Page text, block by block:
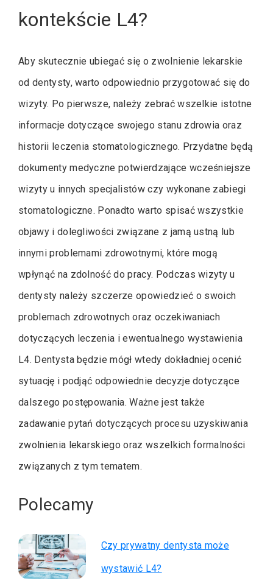
kontekście L4?
Aby skutecznie ubiegać się o zwolnienie lekarskie
od dentysty, warto odpowiednio przygotować się do
wizyty. Po pierwsze, należy zebrać wszelkie istotne
informacje dotyczące swojego stanu zdrowia oraz
historii leczenia stomatologicznego. Przydatne będą
dokumenty medyczne potwierdzające wcześniejsze
wizyty u innych specjalistów czy wykonane zabiegi
stomatologiczne. Ponadto warto spisać wszystkie
objawy i dolegliwości związane z jamą ustną lub
innymi problemami zdrowotnymi, które mogą
wpłynąć na zdolność do pracy. Podczas wizyty u
dentysty należy szczerze opowiedzieć o swoich
problemach zdrowotnych oraz oczekiwaniach
dotyczących leczenia i ewentualnego wystawienia
L4. Dentysta będzie mógł wtedy dokładniej ocenić
sytuację i podjąć odpowiednie decyzje dotyczące
dalszego postępowania. Ważne jest także
zadawanie pytań dotyczących procesu uzyskiwania
zwolnienia lekarskiego oraz wszelkich formalności
związanych z tym tematem.
Polecamy
Czy prywatny dentysta może
wystawić L4?